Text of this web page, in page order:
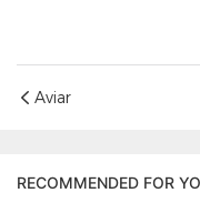
Aviar
RECOMMENDED FOR